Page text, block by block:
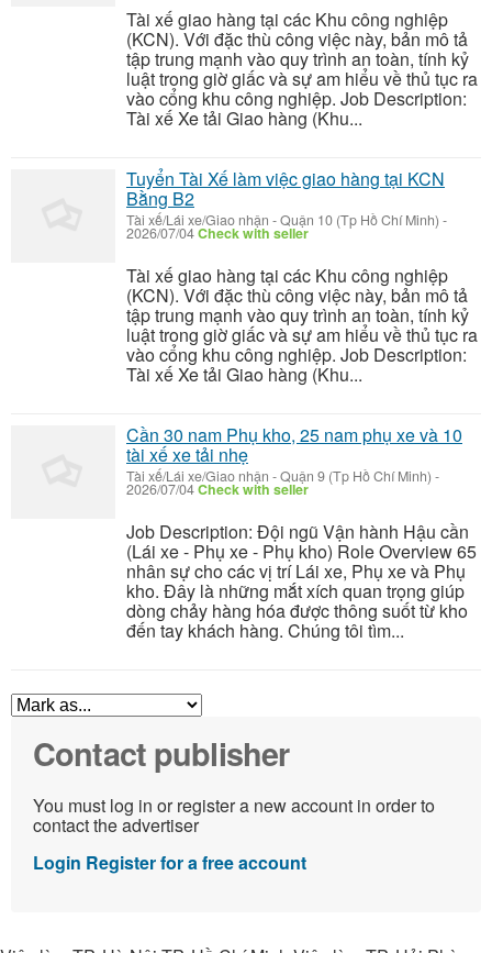
Tài xế giao hàng tại các Khu công nghiệp
(KCN). Với đặc thù công việc này, bản mô tả
tập trung mạnh vào quy trình an toàn, tính kỷ
luật trong giờ giấc và sự am hiểu về thủ tục ra
vào cổng khu công nghiệp. Job Description:
Tài xế Xe tải Giao hàng (Khu...
Tuyển Tài Xế làm việc giao hàng tại KCN
Bằng B2
Tài xế/Lái xe/Giao nhận -Quận 10 (Tp Hồ Chí Minh) -
2026/07/04Check with seller
Tài xế giao hàng tại các Khu công nghiệp
(KCN). Với đặc thù công việc này, bản mô tả
tập trung mạnh vào quy trình an toàn, tính kỷ
luật trong giờ giấc và sự am hiểu về thủ tục ra
vào cổng khu công nghiệp. Job Description:
Tài xế Xe tải Giao hàng (Khu...
Cần 30 nam Phụ kho, 25 nam phụ xe và 10
tài xế xe tải nhẹ
Tài xế/Lái xe/Giao nhận -Quận 9 (Tp Hồ Chí Minh) -
2026/07/04Check with seller
Job Description: Đội ngũ Vận hành Hậu cần
(Lái xe - Phụ xe - Phụ kho) Role Overview 65
nhân sự cho các vị trí Lái xe, Phụ xe và Phụ
kho. Đây là những mắt xích quan trọng giúp
dòng chảy hàng hóa được thông suốt từ kho
đến tay khách hàng. Chúng tôi tìm...
Contact publisher
You must log in or register a new account in order to
contact the advertiser
Login Register for a free account